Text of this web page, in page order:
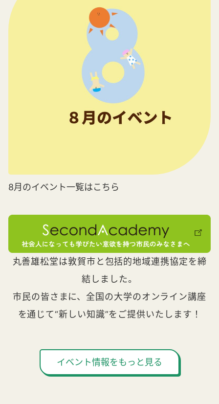
8月のイベント一覧はこちら
丸善雄松堂は敦賀市と包括的地域連携協定を締
結しました。
市民の皆さまに、全国の大学のオンライン講座
を通じて“新しい知識”をご提供いたします！
イベント情報をもっと見る